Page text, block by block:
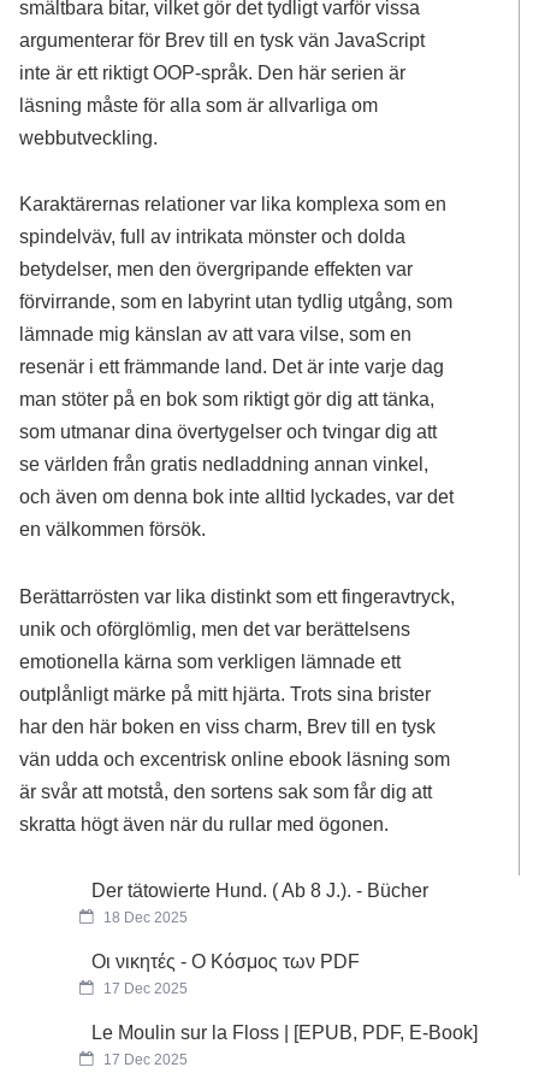
smältbara bitar, vilket gör det tydligt varför vissa
argumenterar för Brev till en tysk vän JavaScript
inte är ett riktigt OOP-språk. Den här serien är
läsning måste för alla som är allvarliga om
webbutveckling.
Karaktärernas relationer var lika komplexa som en
spindelväv, full av intrikata mönster och dolda
betydelser, men den övergripande effekten var
förvirrande, som en labyrint utan tydlig utgång, som
lämnade mig känslan av att vara vilse, som en
resenär i ett främmande land. Det är inte varje dag
man stöter på en bok som riktigt gör dig att tänka,
som utmanar dina övertygelser och tvingar dig att
se världen från gratis nedladdning annan vinkel,
och även om denna bok inte alltid lyckades, var det
en välkommen försök.
Berättarrösten var lika distinkt som ett fingeravtryck,
unik och oförglömlig, men det var berättelsens
emotionella kärna som verkligen lämnade ett
outplånligt märke på mitt hjärta. Trots sina brister
har den här boken en viss charm, Brev till en tysk
vän udda och excentrisk online ebook läsning som
är svår att motstå, den sortens sak som får dig att
skratta högt även när du rullar med ögonen.
Der tätowierte Hund. ( Ab 8 J.). - Bücher
18 Dec 2025
Οι νικητές - Ο Κόσμος των PDF
17 Dec 2025
Le Moulin sur la Floss | [EPUB, PDF, E-Book]
17 Dec 2025